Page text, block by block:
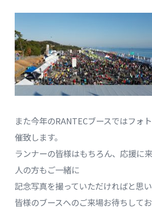
また今年のRANTECブースではフォ
催致します。
ランナーの皆様はもちろん、応援に
人の方もご一緒に
記念写真を撮っていただければと思い
皆様のブースへのご来場お待ちして